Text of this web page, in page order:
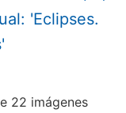
'Eclipses.
22 imágenes